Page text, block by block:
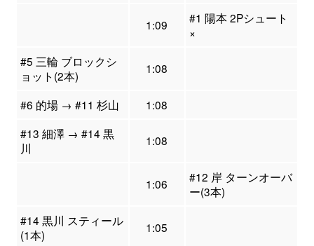
1:09
#1 陽本 2Pシュート
×
#5 三輪 ブロックシ
ョット(2本)
1:08
#6 的場 → #11 杉山
1:08
#13 細澤 → #14 黒
川
1:08
1:06
#12 岸 ターンオーバ
ー(3本)
#14 黒川 スティール
(1本)
1:05